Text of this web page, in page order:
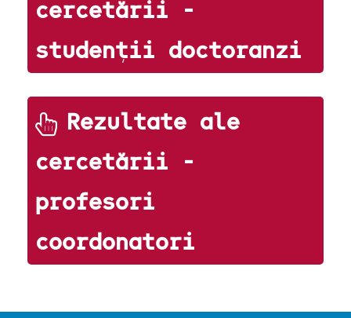
cercetării -
studenții doctoranzi
Rezultate ale
cercetării -
profesori
coordonatori